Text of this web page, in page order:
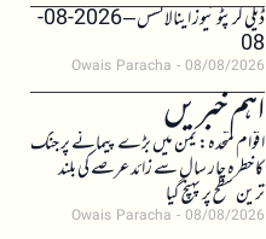
ڈیلی کرپٹو نیوز اینالائسس – 2026-08-
08
Owais Paracha 08/08/2026
اہم خبریں
اقوام متحدہ: یمن میں بڑے پیمانے پر جنگ
کا خطرہ چار سال سے زائد عرصے کی بلند
ترین سطح پر پہنچ گیا
Owais Paracha 08/08/2026